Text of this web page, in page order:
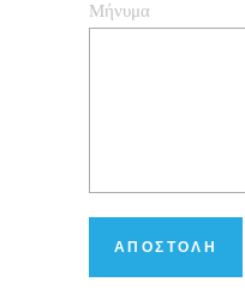
Μήνυμα